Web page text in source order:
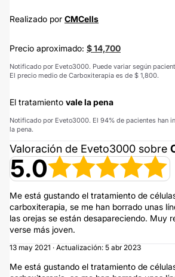
Realizado por CMCells
Precio aproximado: $ 14,700
Notificado por Eveto3000. Puede variar según
El precio medio de Carboxiterapia es de $ 1,800.
El tratamiento vale la pena
Notificado por Eveto3000. El 94% de pacientes han
la pena.
Valoración de Eveto3000 sobre
5.0
Me está gustando el tratamiento de
carboxiterapia, se me han borrado unas
las orejas se están desapareciendo. Muy
verse más joven.
13 may 2021 · Actualización: 5 abr 2023
Me está gustando el tratamiento de